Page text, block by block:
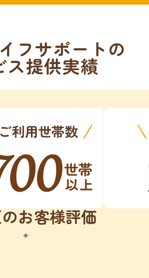
フサポートの
ス提供実績
お客様評価